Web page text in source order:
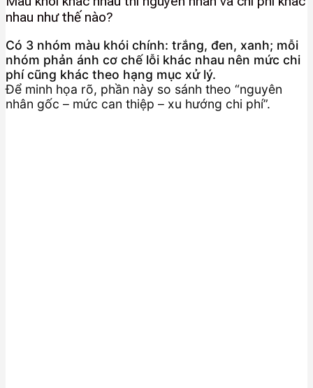
nhau như thế nào?
Có 3 nhóm màu khói chính: trắng, đen, xanh; mỗi
nhóm phản ánh cơ chế lỗi khác nhau nên mức chi
phí cũng khác theo hạng mục xử lý.
Để minh họa rõ, phần này so sánh theo “nguyên
nhân gốc – mức can thiệp – xu hướng chi phí”.